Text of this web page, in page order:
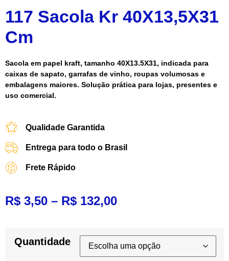
117 Sacola Kr 40X13,5X31
Cm
Sacola em papel kraft, tamanho 40X13.5X31, indicada para
caixas de sapato, garrafas de vinho, roupas volumosas e
embalagens maiores. Solução prática para lojas, presentes e
uso comercial.
Qualidade Garantida
Entrega para todo o Brasil
Frete Rápido
R$ 3,50 – R$ 132,00
Quantidade